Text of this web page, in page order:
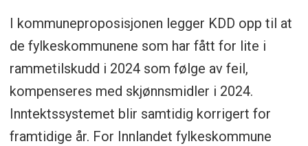
I kommuneproposisjonen legger KDD opp til at
de fylkeskommunene som har fått for lite i
rammetilskudd i 2024 som følge av feil,
kompenseres med skjønnsmidler i 2024.
Inntektssystemet blir samtidig korrigert for
framtidige år. For Innlandet fylkeskommune